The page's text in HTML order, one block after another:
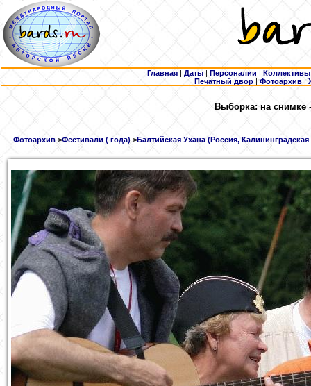
Главная | Даты | Персоналии | Коллективы
Печатный двор |Фотоархив |
Выборка: на снимке
Фотоархив >Фестивали ( года) >Балтийская Ухана (Россия,